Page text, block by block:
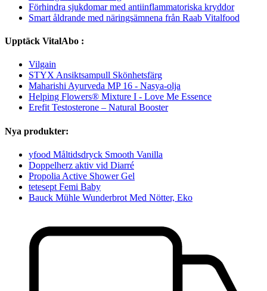
Förhindra sjukdomar med antiinflammatoriska kryddor
Smart åldrande med näringsämnena från Raab Vitalfood
Upptäck VitalAbo :
Vilgain
STYX Ansiktsampull Skönhetsfärg
Maharishi Ayurveda MP 16 - Nasya-olja
Helping Flowers® Mixture I - Love Me Essence
Erefit Testosterone – Natural Booster
Nya produkter:
yfood Måltidsdryck Smooth Vanilla
Doppelherz aktiv vid Diarré
Propolia Active Shower Gel
tetesept Femi Baby
Bauck Mühle Wunderbrot Med Nötter, Eko